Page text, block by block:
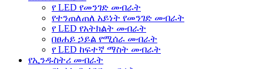
የ LED የመንገድ መብራት
የተንጠለጠለ አይነት የመንገድ መብራት
የ LED የአትክልት መብራት
በፀሐይ ኃይል የሚሰራ መብራት
የ LED ከፍተኛ ማስት መብራት
የኢንዱስትሪ መብራት